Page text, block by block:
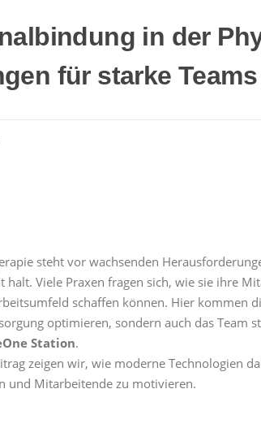
in der
für starke Teams
steht vor wachsenden
halt. Viele Praxen fragen sich, wie sie ihre
schaffen können. Hier kommen
optimieren, sondern auch das Team
Station.
zeigen wir, wie moderne Technologien
und Mitarbeitende zu motivieren.